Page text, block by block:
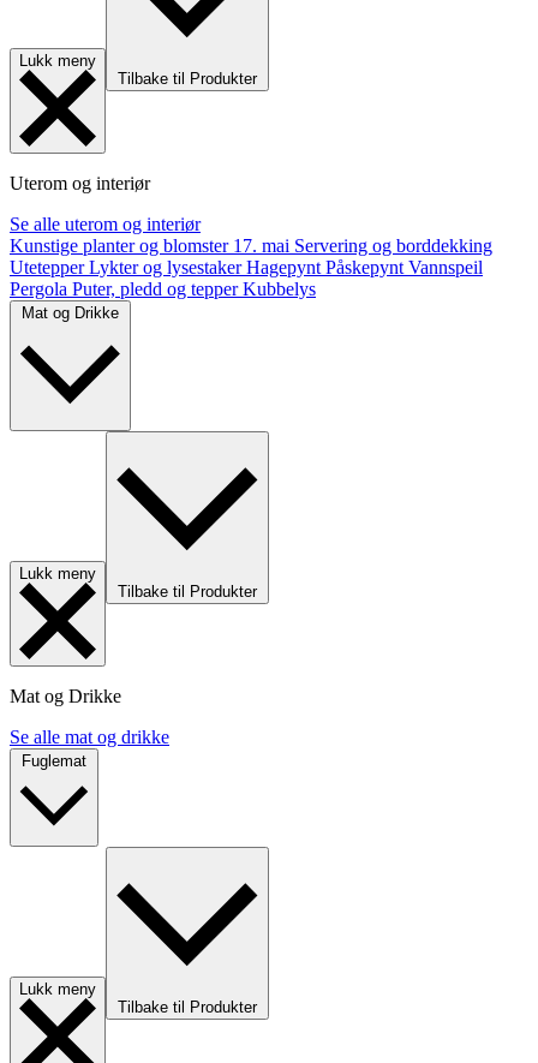
Lukk meny
Tilbake til Produkter
Uterom og interiør
Se alle uterom og interiør
Kunstige planter og blomster 17. mai Servering og borddekking
UtetepperLykter og lysestakerHagepynt Påskepynt Vannspeil
Pergola Puter, pledd og tepperKubbelys
Lukk meny
Tilbake til Produkter
Mat og Drikke
Se alle mat og drikke
Lukk meny
Tilbake til Produkter